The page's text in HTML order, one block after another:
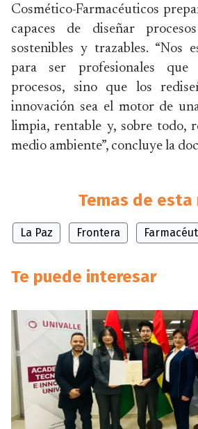
Cosmético-Farmacéuticos
capaces de diseñar
sostenibles y trazables. “Nos
para ser profesionales
procesos, sino que los
innovación sea el motor de
limpia, rentable y, sobre todo,
medio ambiente”, concluye la
Temas de
La Paz Frontera
Te puede interesar